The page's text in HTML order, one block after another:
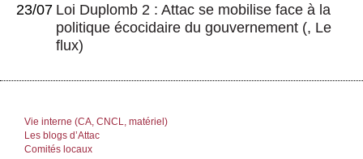
23/07 Loi Duplomb 2 : Attac se mobilise face à la
politique écocidaire du gouvernement (, Le
flux)
Vie interne (CA, CNCL, matériel)
Les blogs d’Attac
Comités locaux